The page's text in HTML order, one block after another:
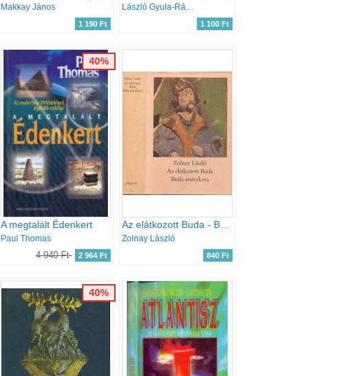
Makkay János
1 190 Ft
László Gyula-Rácz István
1 100 Ft
A megtalált Édenkert
Paul Thomas
4 940 Ft 2 964 Ft
40%
Zolnay László
840 Ft
40%